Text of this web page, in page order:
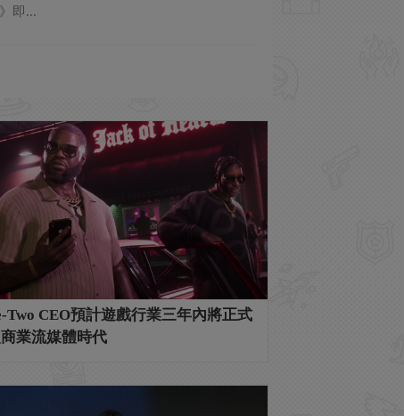
即...
Two CEO預計遊戲行業三年內將正式
業流媒體時代